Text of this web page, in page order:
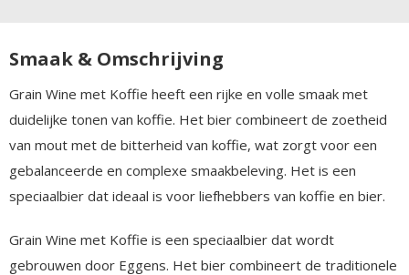
Smaak & Omschrijving
Grain Wine met Koffie heeft een rijke en volle smaak met
duidelijke tonen van koffie. Het bier combineert de zoetheid
van mout met de bitterheid van koffie, wat zorgt voor een
gebalanceerde en complexe smaakbeleving. Het is een
speciaalbier dat ideaal is voor liefhebbers van koffie en bier.
Grain Wine met Koffie is een speciaalbier dat wordt
gebrouwen door Eggens. Het bier combineert de traditionele